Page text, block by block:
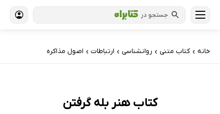
جستجو در
خانه › کتاب‌ متنی › روانشناسی › ارتباطات › اصول مذاکره
کتاب هنر بله گرفتن